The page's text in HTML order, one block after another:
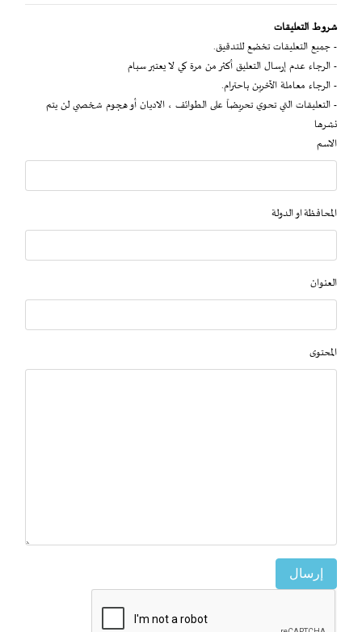
شروط التعليقات
- جميع التعليقات تخضع للتدقيق.
- الرجاء عدم إرسال التعليق أكثر من مرة كي لا يعتبر سبام
- الرجاء معاملة الآخرين باحترام.
- التعليقات التي تحوي تحريضاً على الطوائف ، الاديان أو هجوم شخصي لن يتم
نشرها
الاسم
المحافظة او الدولة
العنوان
المحتوى
إرسال